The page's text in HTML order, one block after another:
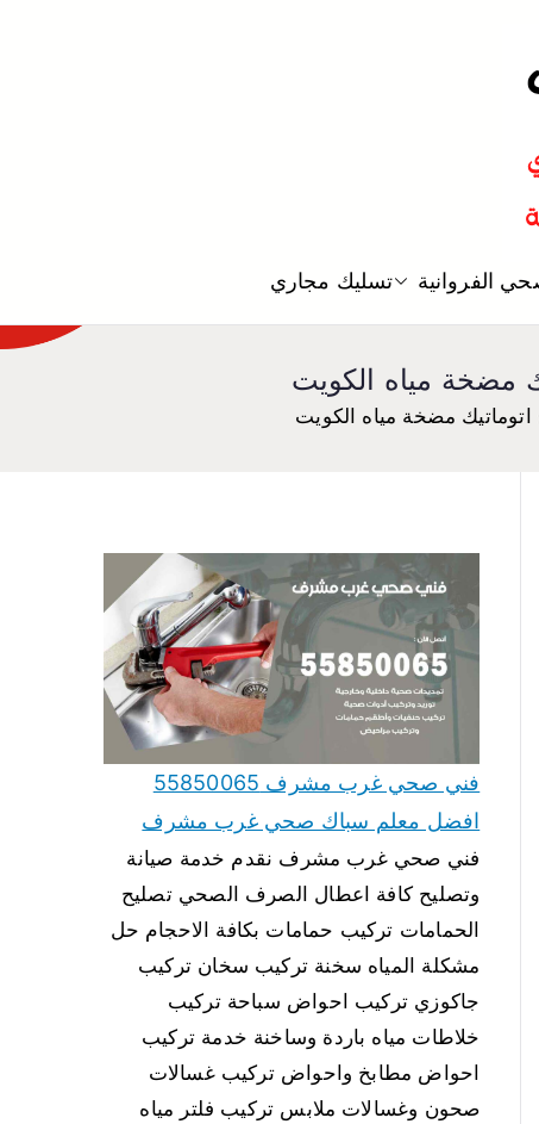
معلم صحي
الفروانية تسليك مجاري
فني صحي غرب مشرف 55850065
افضل معلم سباك صحي غرب مشرف
فني صحي غرب مشرف نقدم خدمة صيانة
وتصليح كافة اعطال الصرف الصحي تصليح
الحمامات تركيب حمامات بكافة الاحجام حل
مشكلة المياه سخنة تركيب سخان تركيب
جاكوزي تركيب احواض سباحة تركيب
خلاطات مياه باردة وساخنة خدمة تركيب
احواض مطابخ واحواض تركيب غسالات
صحون وغسالات ملابس تركيب فلتر مياه